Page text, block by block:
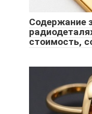
Содержание
стоимость,